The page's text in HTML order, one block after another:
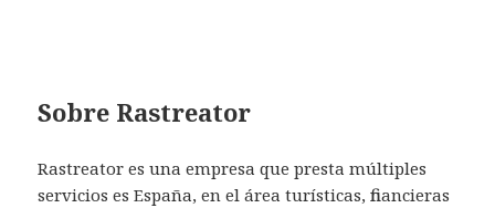
Sobre Rastreator
Rastreator es una empresa que presta múltiples
servicios es España, en el área turísticas, financieras